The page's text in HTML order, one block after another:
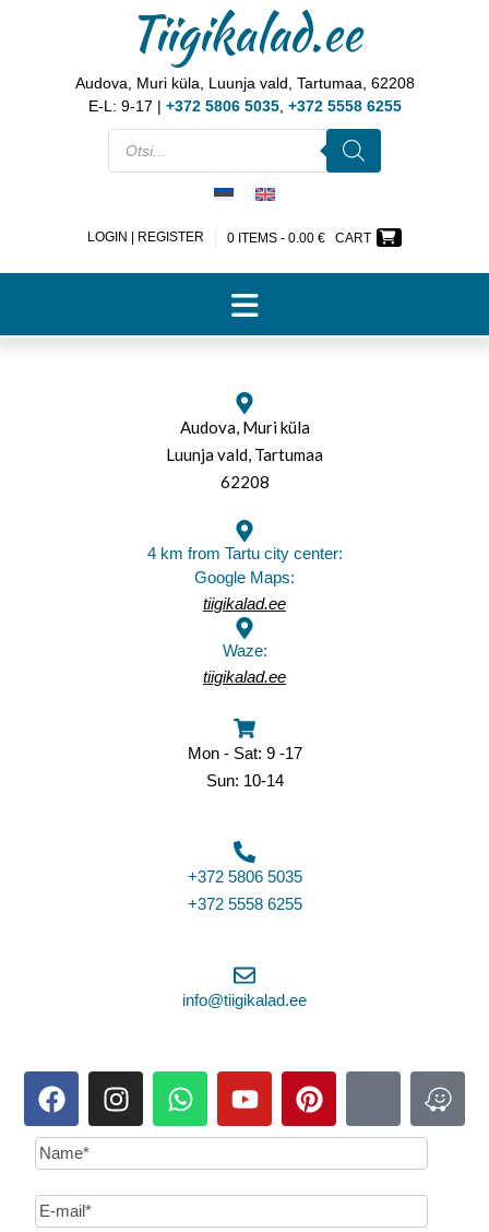
Tiigikalad.ee
Audova, Muri küla, Luunja vald, Tartumaa, 62208
E-L: 9-17 | +372 5806 5035, +372 5558 6255
LOGIN | REGISTER 0 ITEMS - 0.00 € CART
Audova, Muri küla
Luunja vald, Tartumaa
62208
4 km from Tartu city center:
Google Maps:
tiigikalad.ee
Waze:
tiigikalad.ee
Mon - Sat: 9 -17
Sun: 10-14
+372 5806 5035
+372 5558 6255
info@tiigikalad.ee